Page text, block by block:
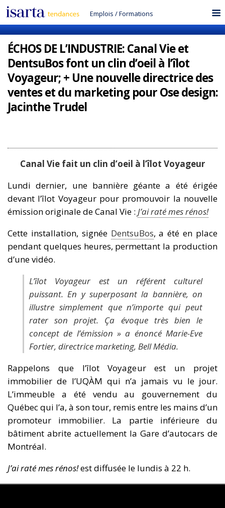
Emplois /Formations
ÉCHOS DE L’INDUSTRIE: Canal Vie et
DentsuBos font un clin d’oeil à l’îlot
Voyageur; + Une nouvelle directrice des
ventes et du marketing pour Ose design:
Jacinthe Trudel
Canal Vie fait un clin d’oeil à l’îlot Voyageur
Lundi dernier, une bannière géante a été érigée
devant l’îlot Voyageur pour promouvoir la nouvelle
émission originale de Canal Vie : J’ai raté mes rénos!
Cette installation, signée DentsuBos, a été en place
pendant quelques heures, permettant la production
d’une vidéo.
L’îlot Voyageur est un référent culturel
puissant. En y superposant la bannière, on
illustre simplement que n’importe qui peut
rater son projet. Ça évoque très bien le
concept de l’émission » a énoncé Marie-Eve
Fortier, directrice marketing, Bell Média.
Rappelons que l’îlot Voyageur est un projet
immobilier de l’UQÀM qui n’a jamais vu le jour.
L’immeuble a été vendu au gouvernement du
Québec qui l’a, à son tour, remis entre les mains d’un
promoteur immobilier. La partie inférieure du
bâtiment abrite actuellement la Gare d’autocars de
Montréal.
J’ai raté mes rénos!est diffusée le lundis à 22 h.